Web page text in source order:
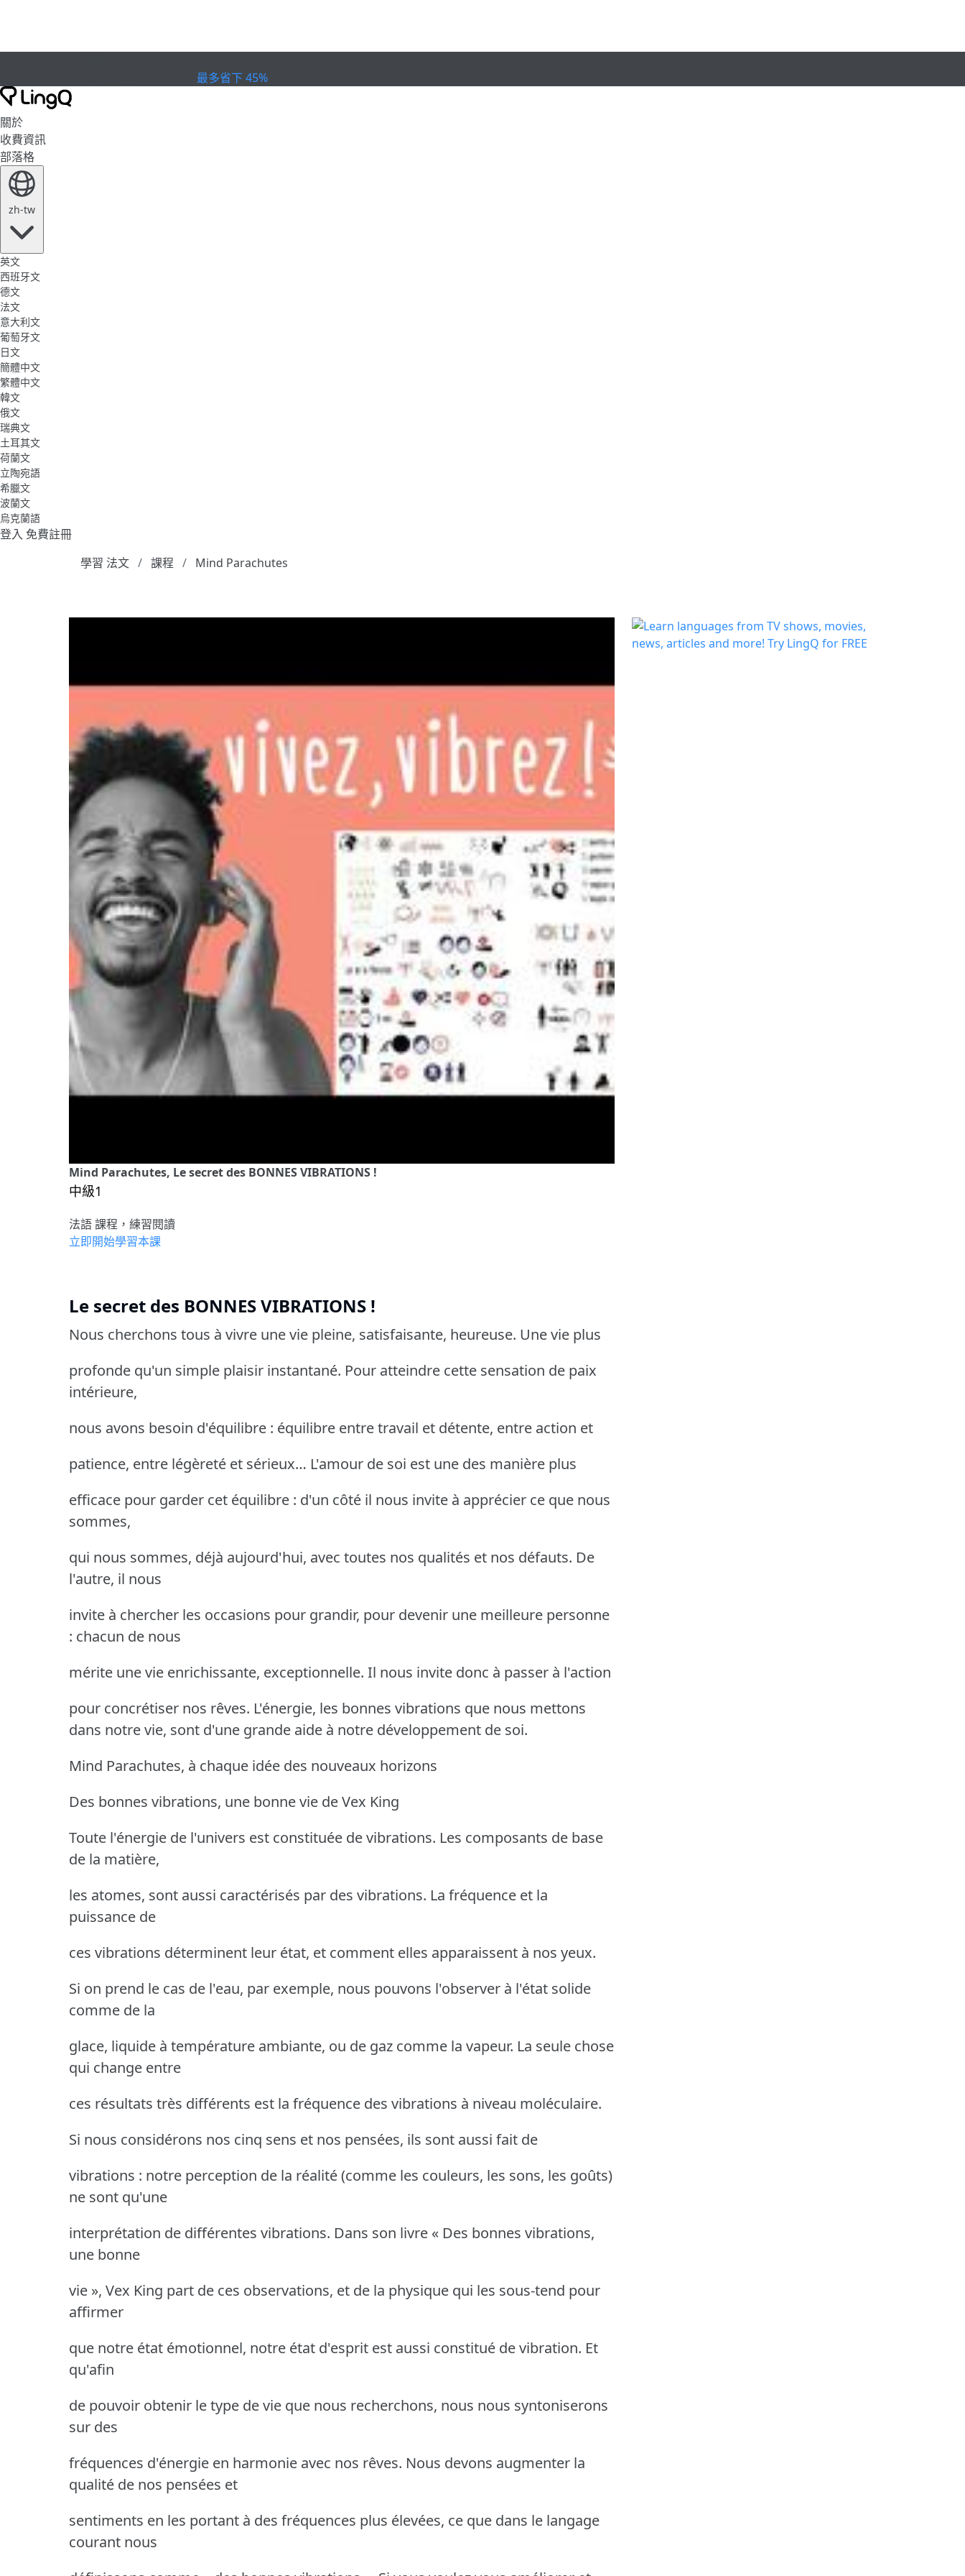
最多省下 45%
關於
收費資訊
部落格
zh-tw
英文
西班牙文
德文
法文
意大利文
葡萄牙文
日文
簡體中文
繁體中文
韓文
俄文
瑞典文
土耳其文
荷蘭文
立陶宛語
希臘文
波蘭文
烏克蘭語
登入 免費註冊
學習 法文
課程 Mind Parachutes
Mind Parachutes, Le secret des BONNES VIBRATIONS !
中級1
法語 課程，練習閱讀
立即開始學習本課
Le secret des BONNES VIBRATIONS !
Nous cherchons tous à vivre une vie pleine, satisfaisante, heureuse. Une vie plus
profonde qu'un simple plaisir instantané. Pour atteindre cette sensation de paix
intérieure,
nous avons besoin d'équilibre : équilibre entre travail et détente, entre action et
patience, entre légèreté et sérieux… L'amour de soi est une des manière plus
efficace pour garder cet équilibre : d'un côté il nous invite à apprécier ce que nous
sommes,
qui nous sommes, déjà aujourd'hui, avec toutes nos qualités et nos défauts. De
l'autre, il nous
invite à chercher les occasions pour grandir, pour devenir une meilleure personne
: chacun de nous
mérite une vie enrichissante, exceptionnelle. Il nous invite donc à passer à l'action
pour concrétiser nos rêves. L'énergie, les bonnes vibrations que nous mettons
dans notre vie, sont d'une grande aide à notre développement de soi.
Mind Parachutes, à chaque idée des nouveaux horizons
Des bonnes vibrations, une bonne vie de Vex King
Toute l'énergie de l'univers est constituée de vibrations. Les composants de base
de la matière,
les atomes, sont aussi caractérisés par des vibrations. La fréquence et la
puissance de
ces vibrations déterminent leur état, et comment elles apparaissent à nos yeux.
Si on prend le cas de l'eau, par exemple, nous pouvons l'observer à l'état solide
comme de la
glace, liquide à température ambiante, ou de gaz comme la vapeur. La seule chose
qui change entre
ces résultats très différents est la fréquence des vibrations à niveau moléculaire.
Si nous considérons nos cinq sens et nos pensées, ils sont aussi fait de
vibrations : notre perception de la réalité (comme les couleurs, les sons, les goûts)
ne sont qu'une
interprétation de différentes vibrations. Dans son livre « Des bonnes vibrations,
une bonne
vie », Vex King part de ces observations, et de la physique qui les sous-tend pour
affirmer
que notre état émotionnel, notre état d'esprit est aussi constitué de vibration. Et
qu'afin
de pouvoir obtenir le type de vie que nous recherchons, nous nous syntoniserons
sur des
fréquences d'énergie en harmonie avec nos rêves. Nous devons augmenter la
qualité de nos pensées et
sentiments en les portant à des fréquences plus élevées, ce que dans le langage
courant nous